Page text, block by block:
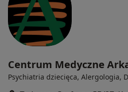
Centrum Medyczne
Psychiatria dziecięca, Alergologia,